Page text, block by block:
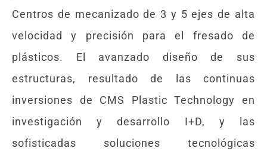
Centros de mecanizado de 3 y 5 ejes de alta
velocidad y precisión para el fresado de
plásticos. El avanzado diseño de sus
estructuras, resultado de las continuas
inversiones de CMS Plastic Technology en
investigación y desarrollo I+D, y las
sofisticadas soluciones tecnológicas